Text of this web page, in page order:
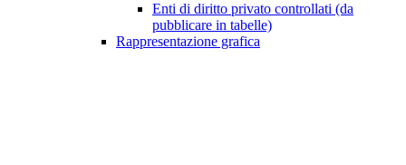
Enti di diritto privato controllati (da
pubblicare in tabelle)
Rappresentazione grafica